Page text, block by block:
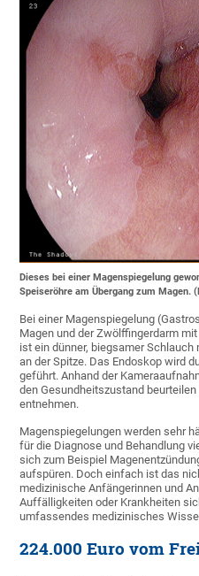
Dieses bei einer Magenspiegelung
Speiseröhre am Übergang zum Magen.
Bei einer Magenspiegelung
Magen und der Zwölffingerdarm
ist ein dünner, biegsamer
an der Spitze. Das Endoskop wird
geführt. Anhand der
den Gesundheitszustand
entnehmen.
Magenspiegelungen werden sehr
für die Diagnose und Behandlung
sich zum Beispiel
aufspüren. Doch einfach ist das
medizinische Anfängerinnen und
Auffälligkeiten oder Krankheiten
umfassendes medizinisches
224.000 Euro vom